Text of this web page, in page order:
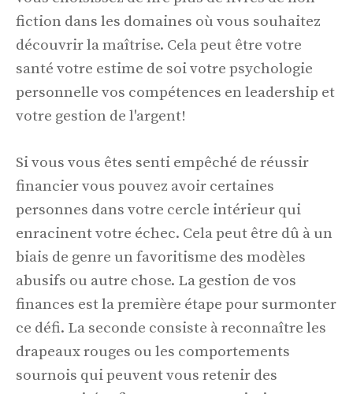
fiction dans les domaines où vous souhaitez
découvrir la maîtrise. Cela peut être votre
santé votre estime de soi votre psychologie
personnelle vos compétences en leadership et
votre gestion de l'argent!
Si vous vous êtes senti empêché de réussir
financier vous pouvez avoir certaines
personnes dans votre cercle intérieur qui
enracinent votre échec. Cela peut être dû à un
biais de genre un favoritisme des modèles
abusifs ou autre chose. La gestion de vos
finances est la première étape pour surmonter
ce défi. La seconde consiste à reconnaître les
drapeaux rouges ou les comportements
sournois qui peuvent vous retenir des